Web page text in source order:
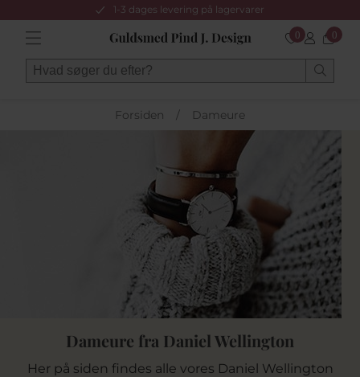
1-3 dages levering på lagervarer
0 0
Forsiden / Dameure
Dameure fra Daniel Wellington
Her på siden findes alle vores Daniel Wellington